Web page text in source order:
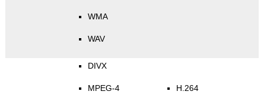
WMA
WAV
DIVX
MPEG-4 H.264